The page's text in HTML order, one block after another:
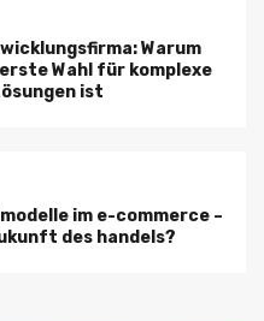
Warum
Wahl für komplexe
ist
im e-commerce –
des handels?